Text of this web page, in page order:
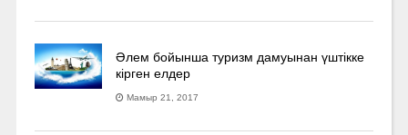
Әлем бойынша туризм дамуынан үштікке
кірген елдер
Мамыр 21, 2017